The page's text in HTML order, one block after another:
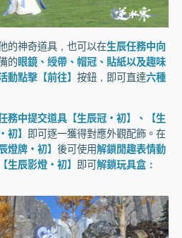
神奇道具，也可以在生辰任務中向
的眼鏡、綬帶、帽冠、貼紙以及趣味
動點擊【前往】 按鈕，即可直達六種
務中提交道具【生辰冠·初】、【生
】 即可逐一獲得對應外觀配飾。在
燈牌·初】 後可使用解鎖閒趣表情動
生辰影燈·初】 即可解鎖玩具盒：